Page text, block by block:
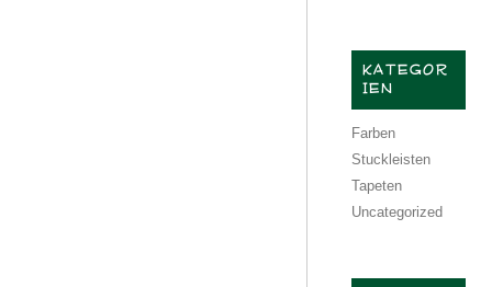
KATEGOR
IEN
Farben
Stuckleisten
Tapeten
Uncategorized